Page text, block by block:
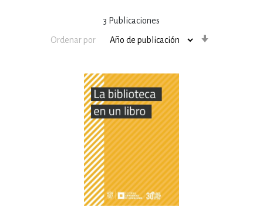
3 Publicaciones
Ordenar por